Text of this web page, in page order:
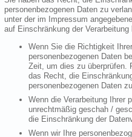
personenbezogenen Daten zu
unter der im Impressum
auf Einschränkung der
Wenn Sie die Richtigkeit
personenbezogenen Daten
Zeit, um dies zu überprüfen.
das Recht, die
personenbezogenen Daten
Wenn die Verarbeitung Ihrer
unrechtmäßig geschah /
die Einschränkung der
Wenn wir Ihre